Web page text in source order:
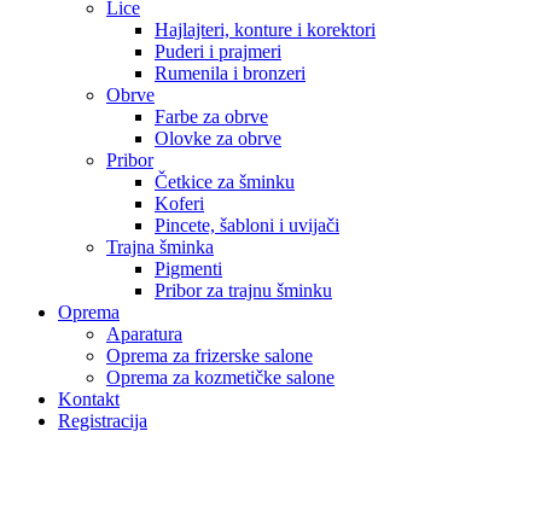
Lice
Hajlajteri, konture i korektori
Puderi i prajmeri
Rumenila i bronzeri
Obrve
Farbe za obrve
Olovke za obrve
Pribor
Četkice za šminku
Koferi
Pincete, šabloni i uvijači
Trajna šminka
Pigmenti
Pribor za trajnu šminku
Oprema
Aparatura
Oprema za frizerske salone
Oprema za kozmetičke salone
Kontakt
Registracija